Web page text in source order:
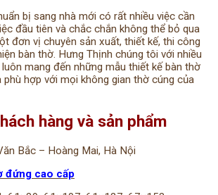
bị sang nhà mới có rất nhiều việc cần
đầu tiên và chắc chắn không thể bỏ qua
đơn vị chuyên sản xuất, thiết kế, thi công
bàn thờ. Hưng Thịnh chúng tôi với nhiều
mang đến những mẫu thiết kế bàn thờ
phù hợp với mọi không gian thờ cúng của
hàng và sản phẩm
Bắc – Hoàng Mai, Hà Nội
đứng cao cấp